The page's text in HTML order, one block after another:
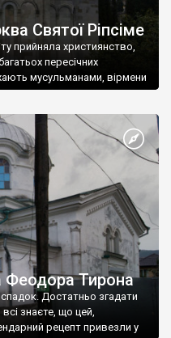
Святої Ріпсіме
прийняла християнство,
пересічних
мусульманами, вірмени
Феодора Тирона
Достатньо згадати
знаєте, що цей,
рецепт привезли у